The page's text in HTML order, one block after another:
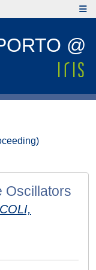
@
Oscillators